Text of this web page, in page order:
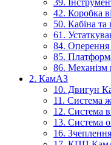
39.
42. Коробка
50. Кабіна
61.
84.
85.
86.
2. КамАЗ
10. Двигун
11. Система
12. Система
13. Система
16.